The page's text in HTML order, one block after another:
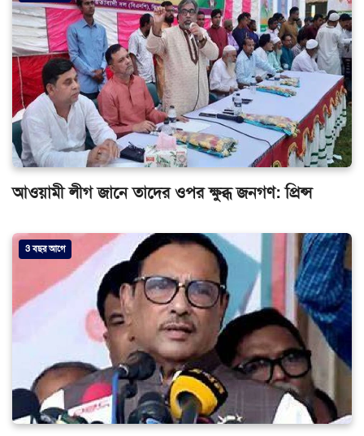
আওয়ামী লীগ জানে তাদের ওপর ক্ষুব্ধ জনগণ: প্রিন্স
3 বছর আগে